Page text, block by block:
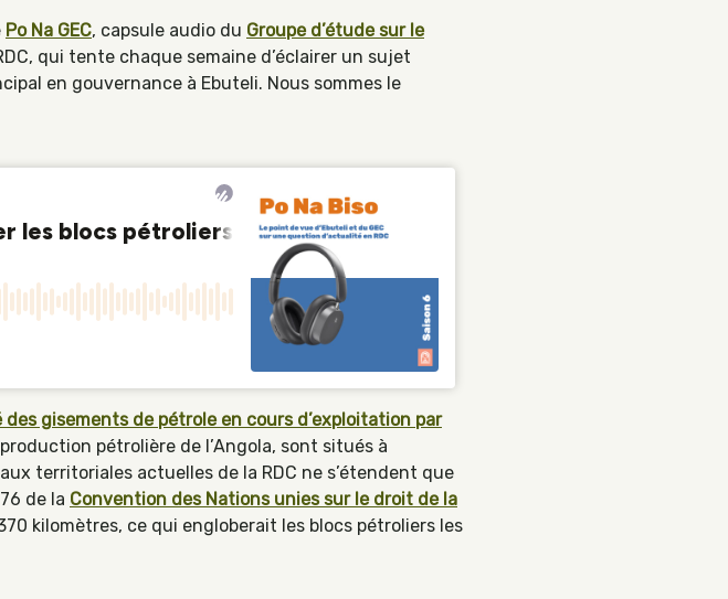
Po Na GEC, capsule audio du Groupe d’étude sur le
qui tente chaque semaine d’éclairer un sujet
en gouvernance à Ebuteli. Nous sommes le
gisements de pétrole en cours d’exploitation par
pétrolière de l’Angola, sont situés à
territoriales actuelles de la RDC ne s’étendent que
de la Convention des Nations unies sur le droit de la
kilomètres, ce qui engloberait les blocs pétroliers les